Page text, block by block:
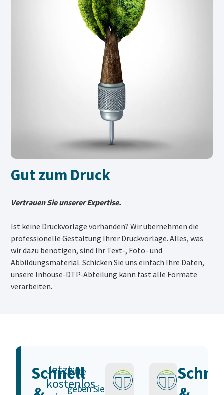
Gut zum Druck
Vertrauen Sie unserer Expertise.
Ist keine Druckvorlage vorhanden? Wir übernehmen die
professionelle Gestaltung Ihrer Druckvorlage. Alles, was
wir dazu benötigen, sind Ihr Text-, Foto- und
Abbildungsmaterial. Schicken Sie uns einfach Ihre Daten,
unsere Inhouse-DTP-Abteilung kann fast alle Formate
verarbeiten.
Schnell
Jetzt
kostenlos
Bitte
geben Sie